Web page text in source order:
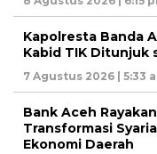
Kapolresta Banda
Kabid TIK Ditunjuk
7 Agustus 2026 | 5:33
Bank Aceh
Transformasi
Ekonomi Daerah